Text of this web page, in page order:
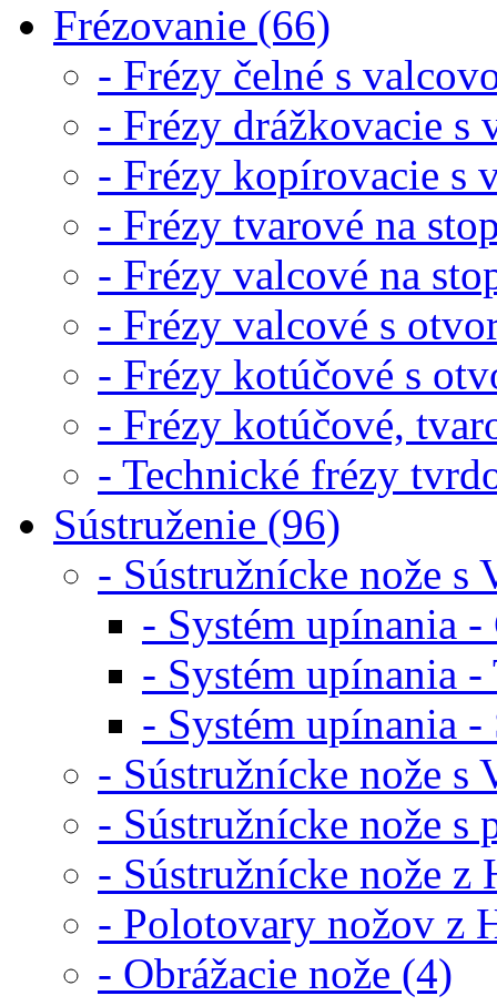
Frézovanie (66)
- Frézy čelné s
- Frézy drážkovacie s
- Frézy kopírovacie s
- Frézy tvarové na
- Frézy valcové na
- Frézy valcové s
- Frézy kotúčové s
- Frézy kotúčové,
- Technické frézy
Sústruženie (96)
- Sústružnícke nože
- Systém upínania -
- Systém upínania -
- Systém upínania -
- Sústružnícke nože s
- Sústružnícke nože
- Sústružnícke nože z
- Polotovary nožov z
- Obrážacie nože (4)